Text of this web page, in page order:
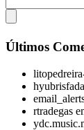
Últimos
hyubrisfada
rtradegas